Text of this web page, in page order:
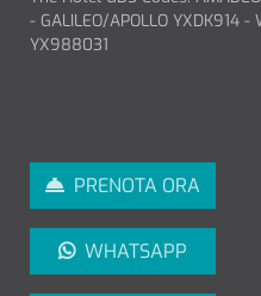
- GALILEO/APOLLO YXDK914 -
YX988031
PRENOTA ORA
WHATSAPP